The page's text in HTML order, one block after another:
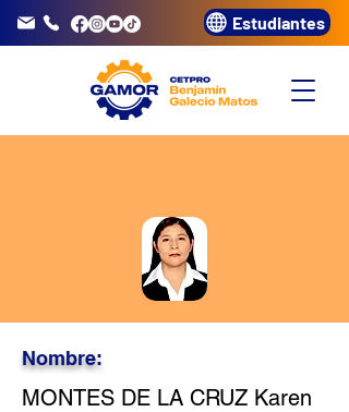
3320072 Estudiantes
Nombre:
MONTES DE LA CRUZ Karen